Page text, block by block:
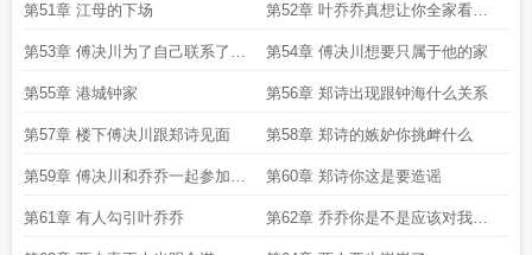
第51章 江母的下场 第52章 叶乔乔真想让你全家看看
你现在的样子
第53章 傅决川为了自己联系了钟
闻
第54章 傅决川想要只属于他的家
第55章 港城钟家 第56章 郑诗出现跟钟海什么关系
第57章 楼下傅决川跟郑诗见面 第58章 郑诗的嫉妒你挑衅什么
第59章 傅决川和乔乔一起参加宴
会
第60章 郑诗你这是要造谣
第61章 有人勾引叶乔乔 第62章 乔乔你是不是应该对我负